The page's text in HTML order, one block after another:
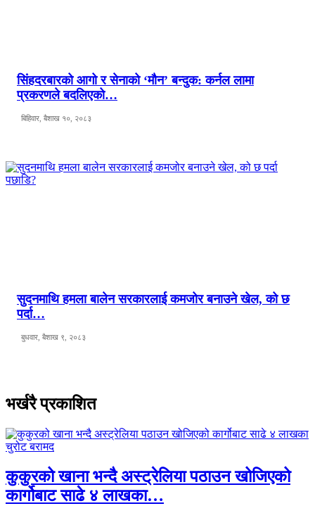
सिंहदरबारको आगो र सेनाको ‘मौन’ बन्दुक: कर्नल लामा
प्रकरणले बदलिएको…
बिहिवार, बैशाख १०, २०८३
सुदनमाथि हमला बालेन सरकारलाई कमजोर बनाउने खेल, को छ
पर्दा…
बुधवार, बैशाख ९, २०८३
भर्खरै प्रकाशित
कुकुरको खाना भन्दै अस्ट्रेलिया पठाउन खोजिएको
कार्गोबाट साढे ४ लाखका…